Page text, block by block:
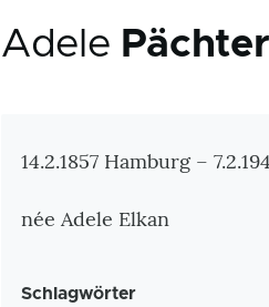
Adele Pächter
Zusatzinformationen
14.2.1857 Hamburg –
née Adele Elkan
Schlagwörter